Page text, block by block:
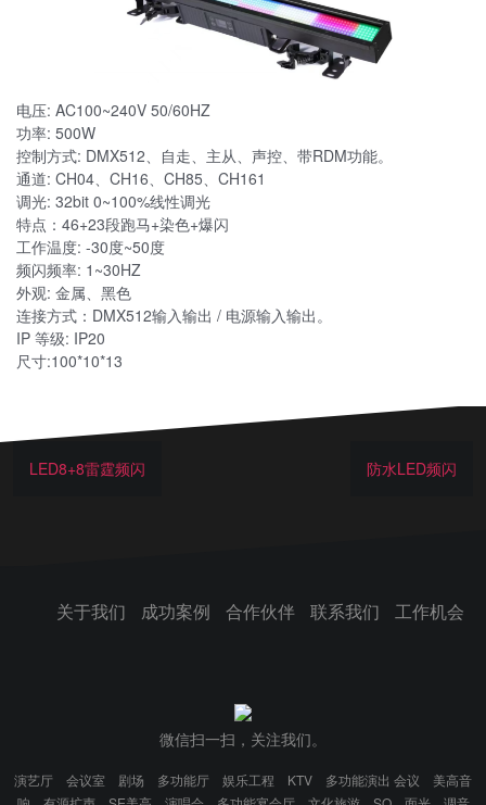
电压: AC100~240V 50/60HZ
功率: 500W
控制方式: DMX512、自走、主从、声控、带RDM功能。
通道: CH04、CH16、CH85、CH161
调光: 32bit 0~100%线性调光
特点：46+23段跑马+染色+爆闪
工作温度: -30度~50度
频闪频率: 1~30HZ
外观: 金属、黑色
连接方式：DMX512输入输出 / 电源输入输出。
IP 等级: IP20
尺寸:100*10*13
LED8+8雷霆频闪 防水LED频闪
关于我们 成功案例 合作伙伴 联系我们 工作机会
微信扫一扫，关注我们。
演艺厅 会议室 剧场 多功能厅 娱乐工程 KTV 多功能演出 会议
美高音